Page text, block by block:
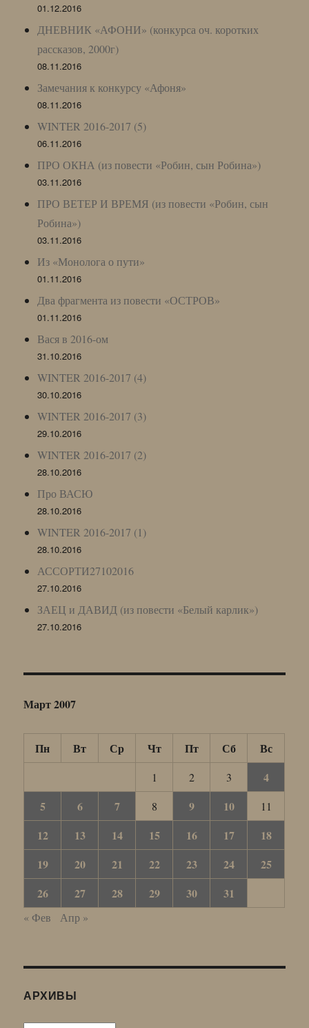
01.12.2016
ДНЕВНИК «АФОНИ» (конкурса оч. коротких
рассказов, 2000г)
08.11.2016
Замечания к конкурсу «Афоня»
08.11.2016
WINTER 2016-2017 (5)
06.11.2016
ПРО ОКНА (из повести «Робин, сын Робина»)
03.11.2016
ПРО ВЕТЕР И ВРЕМЯ (из повести «Робин, сын
Робина»)
03.11.2016
Из «Монолога о пути»
01.11.2016
Два фрагмента из повести «ОСТРОВ»
01.11.2016
Вася в 2016-ом
31.10.2016
WINTER 2016-2017 (4)
30.10.2016
WINTER 2016-2017 (3)
29.10.2016
WINTER 2016-2017 (2)
28.10.2016
Про ВАСЮ
28.10.2016
WINTER 2016-2017 (1)
28.10.2016
АССОРТИ27102016
27.10.2016
ЗАЕЦ и ДАВИД (из повести «Белый карлик»)
27.10.2016
Март 2007
Пн Вт Ср Чт Пт Сб Вс
1 2 3
4
5
6 7 8 9 10 11
12 13 14 15 16 17
18
19
20 21 22 23 24
25
26
27 28 29 30 31
« Фев Апр »
АРХИВЫ